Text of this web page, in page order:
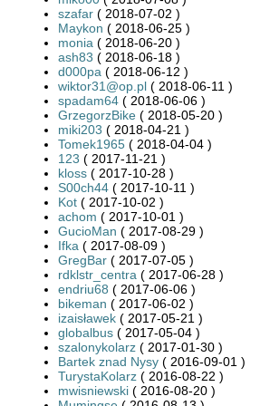
szafar ( 2018-07-02 )
Maykon ( 2018-06-25 )
monia ( 2018-06-20 )
ash83 ( 2018-06-18 )
d000pa ( 2018-06-12 )
wiktor31@op.pl ( 2018-06-11 )
spadam64 ( 2018-06-06 )
GrzegorzBike ( 2018-05-20 )
miki203 ( 2018-04-21 )
Tomek1965 ( 2018-04-04 )
123 ( 2017-11-21 )
kloss ( 2017-10-28 )
S00ch44 ( 2017-10-11 )
Kot ( 2017-10-02 )
achom ( 2017-10-01 )
GucioMan ( 2017-08-29 )
Ifka ( 2017-08-09 )
GregBar ( 2017-07-05 )
rdklstr_centra ( 2017-06-28 )
endriu68 ( 2017-06-06 )
bikeman ( 2017-06-02 )
izaisławek ( 2017-05-21 )
globalbus ( 2017-05-04 )
szalonykolarz ( 2017-01-30 )
Bartek znad Nysy ( 2016-09-01 )
TurystaKolarz ( 2016-08-22 )
mwisniewski ( 2016-08-20 )